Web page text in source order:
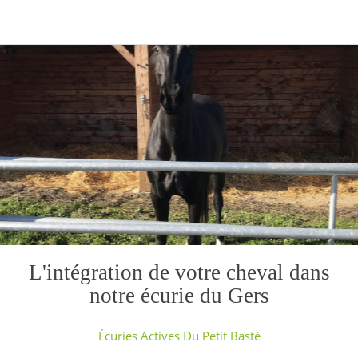
L'intégration de votre cheval dans
notre écurie du Gers
Écuries Actives Du Petit Basté